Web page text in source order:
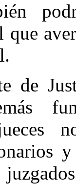
que
de